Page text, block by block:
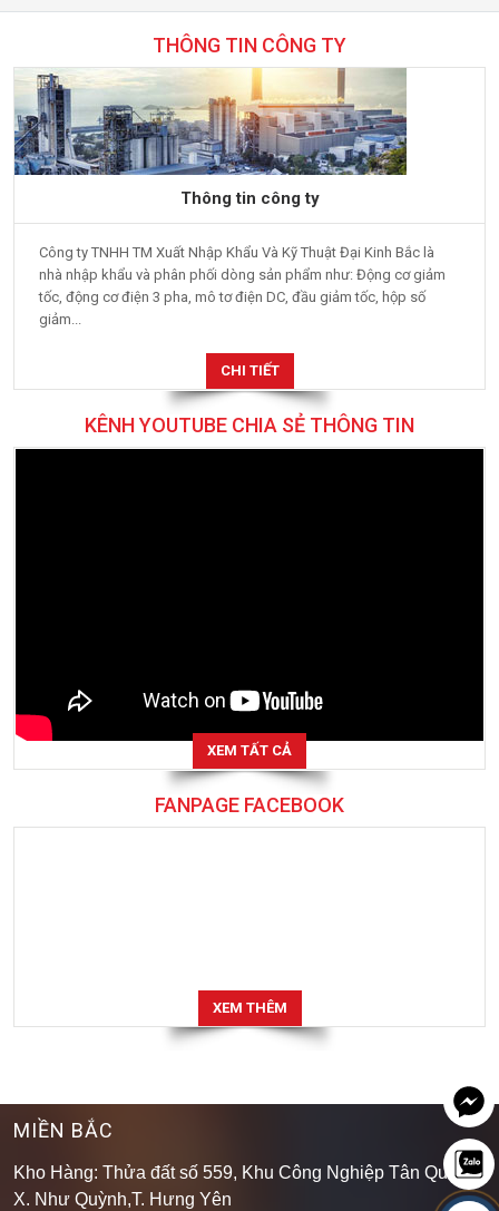
THÔNG TIN CÔNG TY
Thông tin công ty
Công ty TNHH TM Xuất Nhập Khẩu Và Kỹ Thuật Đại Kinh Bắc là
nhà nhập khẩu và phân phối dòng sản phẩm như: Động cơ giảm
tốc, động cơ điện 3 pha, mô tơ điện DC, đầu giảm tốc, hộp số
giảm...
CHI TIẾT
KÊNH YOUTUBE CHIA SẺ THÔNG TIN
XEM TẤT CẢ
FANPAGE FACEBOOK
XEM THÊM
MIỀN BẮC
Kho Hàng: Thửa đất số 559, Khu Công Nghiệp Tân Quang,
X. Như Quỳnh,T. Hưng Yên